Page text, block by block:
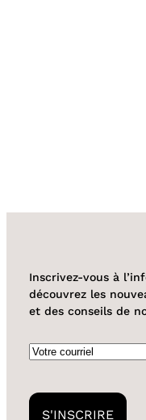
Inscrivez-vous à
découvrez les
et des conseils de
Courriel
S'INSCRIRE